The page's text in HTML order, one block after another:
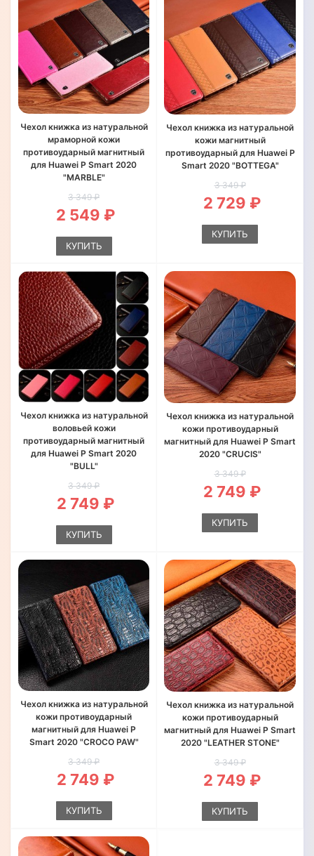
Чехол книжка из натуральной
мраморной кожи
противоударный магнитный
для Huawei P Smart 2020
"MARBLE"
3 349 ₽
2 549 ₽
КУПИТЬ
Чехол книжка из натуральной
кожи магнитный
противоударный для Huawei P
Smart 2020 "BOTTEGA"
3 349 ₽
2 729 ₽
КУПИТЬ
Чехол книжка из натуральной
воловьей кожи
противоударный магнитный
для Huawei P Smart 2020
"BULL"
3 349 ₽
2 749 ₽
КУПИТЬ
Чехол книжка из натуральной
кожи противоударный
магнитный для Huawei P Smart
2020 "CRUCIS"
3 349 ₽
2 749 ₽
КУПИТЬ
Чехол книжка из натуральной
кожи противоударный
магнитный для Huawei P
Smart 2020 "CROCO PAW"
3 349 ₽
2 749 ₽
КУПИТЬ
Чехол книжка из натуральной
кожи противоударный
магнитный для Huawei P Smart
2020 "LEATHER STONE"
3 349 ₽
2 749 ₽
КУПИТЬ